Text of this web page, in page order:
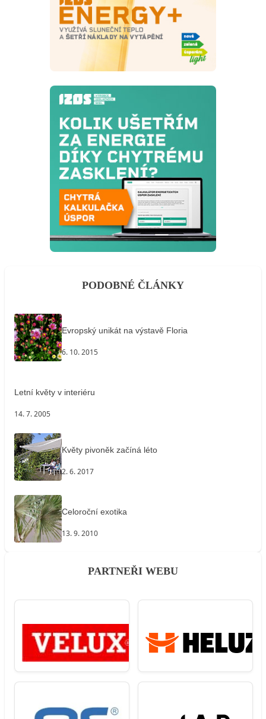
PODOBNÉ ČLÁNKY
Evropský unikát na výstavě Floria
6. 10. 2015
Letní květy v interiéru
14. 7. 2005
Květy pivoněk začíná léto
2. 6. 2017
Celoroční exotika
13. 9. 2010
PARTNEŘI WEBU